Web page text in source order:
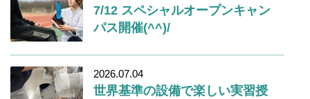
7/12 スペシャルオープンキャン
パス開催(^^)/
2026.07.04
世界基準の設備で楽しい実習授